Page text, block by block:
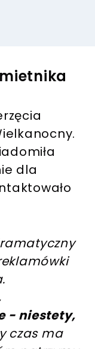
dla
- niestety,
czas ma